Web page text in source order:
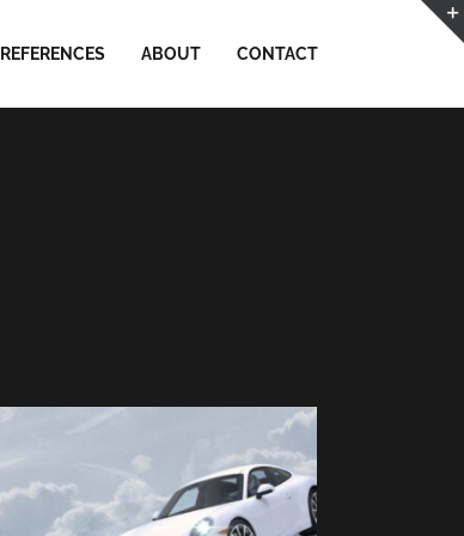
REFERENCES ABOUT CONTACT
PORSCHE 911 white | 3D